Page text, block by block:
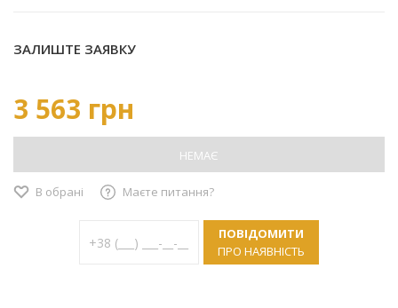
ЗАЛИШТЕ ЗАЯВКУ
3 563 грн
НЕМАЄ
В обрані Маєте питання?
ПОВІДОМИТИ
ПРО НАЯВНІСТЬ